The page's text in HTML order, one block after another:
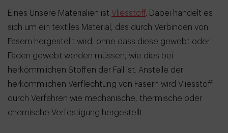
Eines Unsere Materialien ist Vliesstoff . Dabei handelt es
sich um ein textiles Material, das durch Verbinden von
Fasern hergestellt wird, ohne dass diese gewebt oder
Fäden gewebt werden müssen, wie dies bei
herkömmlichen Stoffen der Fall ist. Anstelle der
herkömmlichen Verflechtung von Fasern wird Vliesstoff
durch Verfahren wie mechanische, thermische oder
chemische Verfestigung hergestellt.